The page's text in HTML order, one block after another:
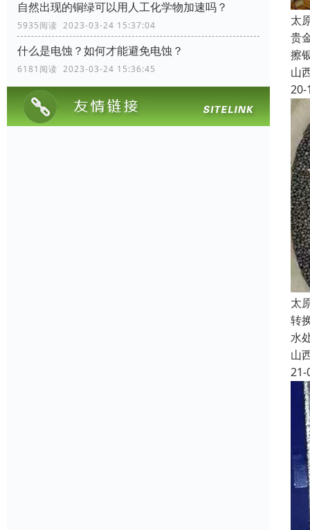
自然出现的铜绿可以用人工化学物加速吗？
5935阅读 2023-03-24 15:37:04
什么是电蚀？如何才能避免电蚀？
6181阅读 2023-03-24 15:36:45
太
贵
擦
山
20-
太
转
水
山
21-